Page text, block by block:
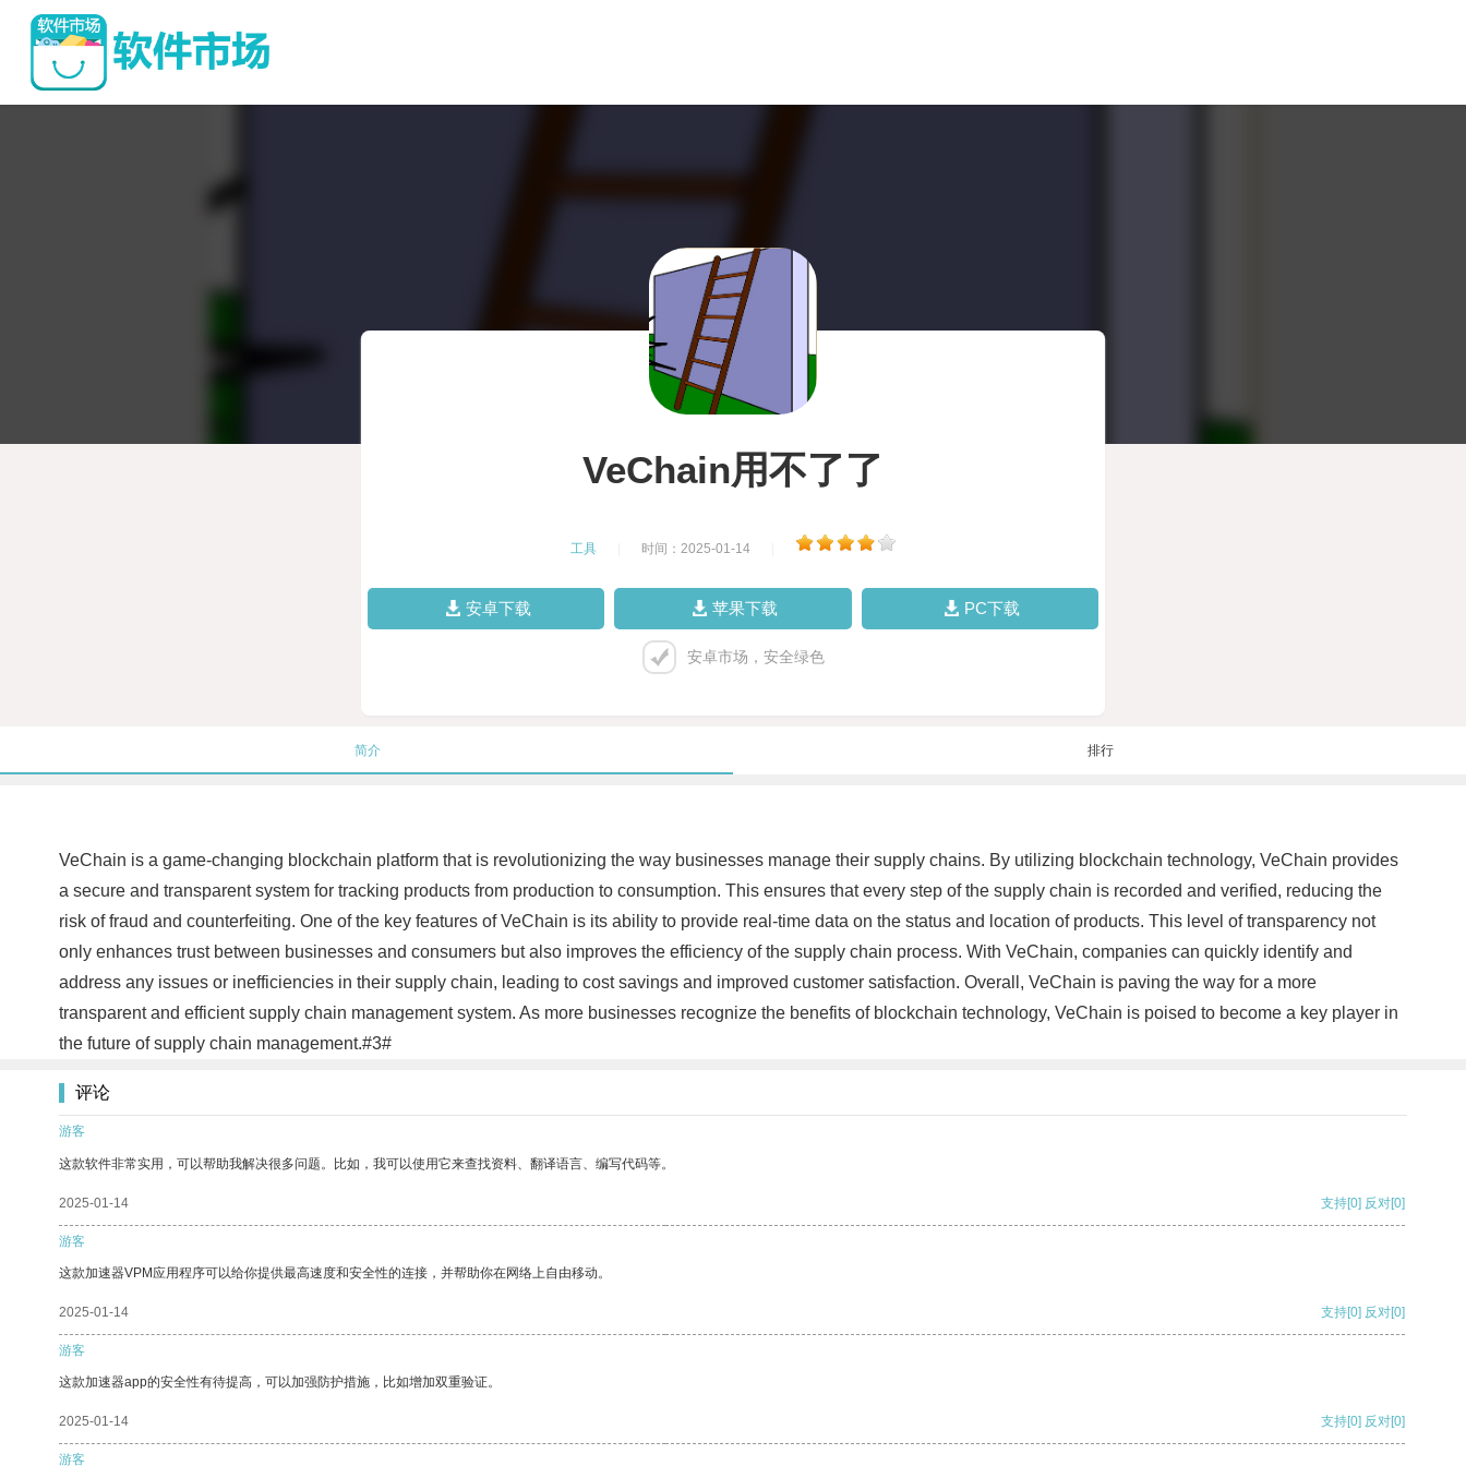
VeChain用不了了
工具 时间：2025-01-14
安卓下载 苹果下载 PC下载
安卓市场，安全绿色
简介 排行
VeChain is a game-changing blockchain platform that is revolutionizing the way businesses manage their supply chains. By utilizing blockchain technology, VeChain provides
a secure and transparent system for tracking products from production to consumption. This ensures that every step of the supply chain is recorded and verified, reducing the
risk of fraud and counterfeiting. One of the key features of VeChain is its ability to provide real-time data on the status and location of products. This level of transparency not
only enhances trust between businesses and consumers but also improves the efficiency of the supply chain process. With VeChain, companies can quickly identify and
address any issues or inefficiencies in their supply chain, leading to cost savings and improved customer satisfaction. Overall, VeChain is paving the way for a more
transparent and efficient supply chain management system. As more businesses recognize the benefits of blockchain technology, VeChain is poised to become a key player in
the future of supply chain management.#3#
评论
游客
这款软件非常实用，可以帮助我解决很多问题。比如，我可以使用它来查找资料、翻译语言、编写代码等。
2025-01-14 支持[0] 反对[0]
游客
这款加速器VPM应用程序可以给你提供最高速度和安全性的连接，并帮助你在网络上自由移动。
2025-01-14 支持[0] 反对[0]
游客
这款加速器app的安全性有待提高，可以加强防护措施，比如增加双重验证。
2025-01-14 支持[0] 反对[0]
游客